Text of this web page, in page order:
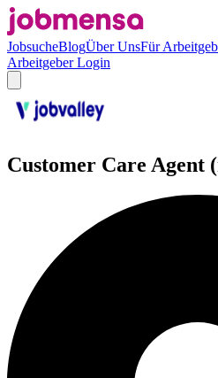
JobsucheBlogÜber UnsFür
Arbeitgeber Login
Customer Care Agent